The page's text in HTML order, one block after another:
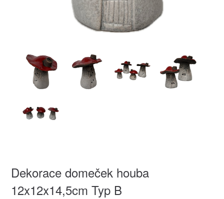
Dekorace domeček houba
12x12x14,5cm Typ B